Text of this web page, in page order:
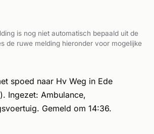
is nog niet automatisch bepaald uit de
de ruwe melding hieronder voor mogelijke
spoed naar Hv Weg in Ede
Ingezet: Ambulance,
Gemeld om 14:36.